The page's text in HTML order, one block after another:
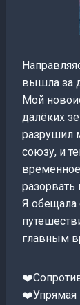
вышла за
Мой
далёких
разрушил
союзу, и
Я обещала
главным
❤️Упрямая